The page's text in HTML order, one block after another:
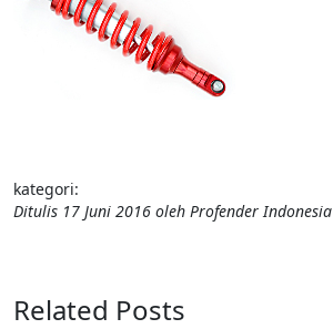
kategori:
Ditulis 17 Juni 2016 oleh Profender Indonesia
Related Posts